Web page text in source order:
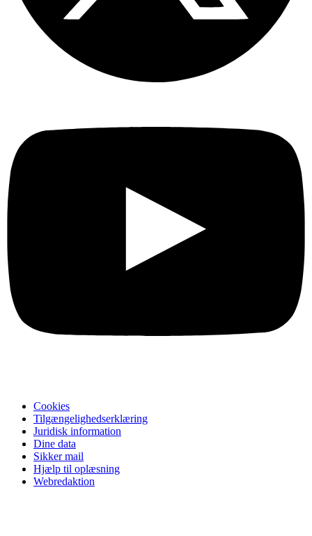
Cookies
Tilgængelighedserklæring
Juridisk information
Dine data
Sikker mail
Hjælp til oplæsning
Webredaktion